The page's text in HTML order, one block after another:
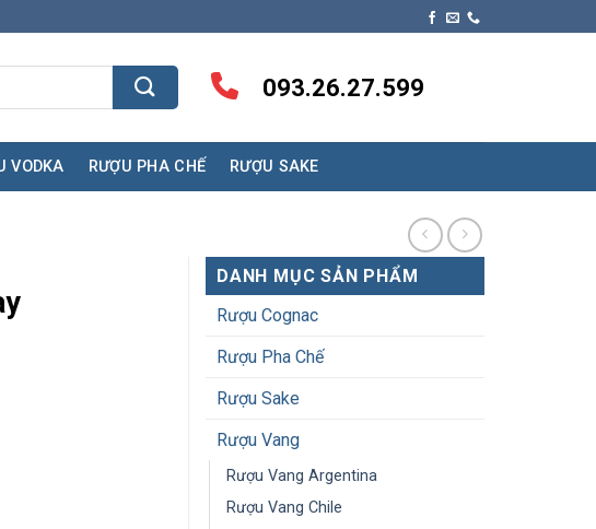
093.26.27.599
VODKA RƯỢU PHA CHẾ RƯỢU SAKE
DANH MỤC SẢN PHẨM
Rượu Cognac
Rượu Pha Chế
Rượu Sake
Rượu Vang
Rượu Vang Argentina
Rượu Vang Chile